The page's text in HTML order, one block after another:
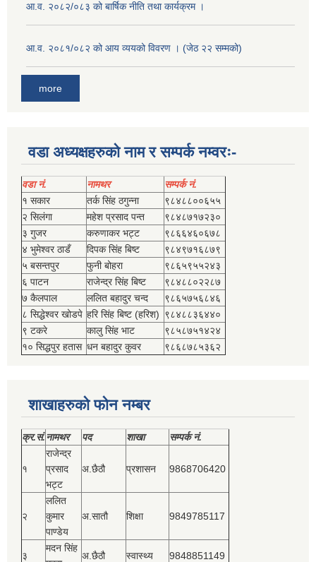
आ.व. २०८२/०८३ को बार्षिक नीति तथा कार्यक्रम ।
आ.व. २०८१/०८२ को आय व्ययको विवरण । (जेठ २२ सम्मको)
more
वडा अध्यक्षहरुको नाम र सम्पर्क नम्वरः-
वडा नं. नामथर
सम्पर्क नं.
१ सकार
तर्क सिंह ठगुन्‍ना
९८४८८००६५५
२ सिलंगा
महेश प्रसाद पन्त
९८४८७१७२३०
३ गुजर
करुणाकर भट्ट
९८६६४६०६७८
४ भुमेश्‍वर ठाडँ
दिपक सिंह बिष्‍ट
९८४९७१६८७९
५ बसन्तपुर
फुनी बोहरा
९८६५९५५२४३
६ पाटन
राजेन्द्र सिंह बिष्‍ट
९८४८८०२२८७
७ कैलपाल
ललित बहादुर चन्द
९८६५७५६८४६
८ सिद्धेश्‍वर खोडपे हरि सिंह बिष्‍ट (हरिश) ९८४८८३६४४०
९ टकरे
कालु सिंह भाट
९८५८७५१४२४
१० सिद्धपुर हतास धन बहादुर कुवर ९८६८७८५३६२
शाखाहरुको फोन नम्बर
क्र.सं.नामथर पद शाखा सम्‍पर्क नं.
१
राजेन्द्र
प्रसाद
भट्ट
अ.छैठौ प्रशासन 9868706420
२
ललित
कुमार
पाण्डेय
अ.सातौ शिक्षा 9849785117
३
मदन सिंह
अ.छैठौ स्वास्थ्य 9848851149